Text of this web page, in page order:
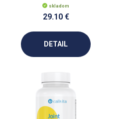
skladom
29.10 €
DETAIL